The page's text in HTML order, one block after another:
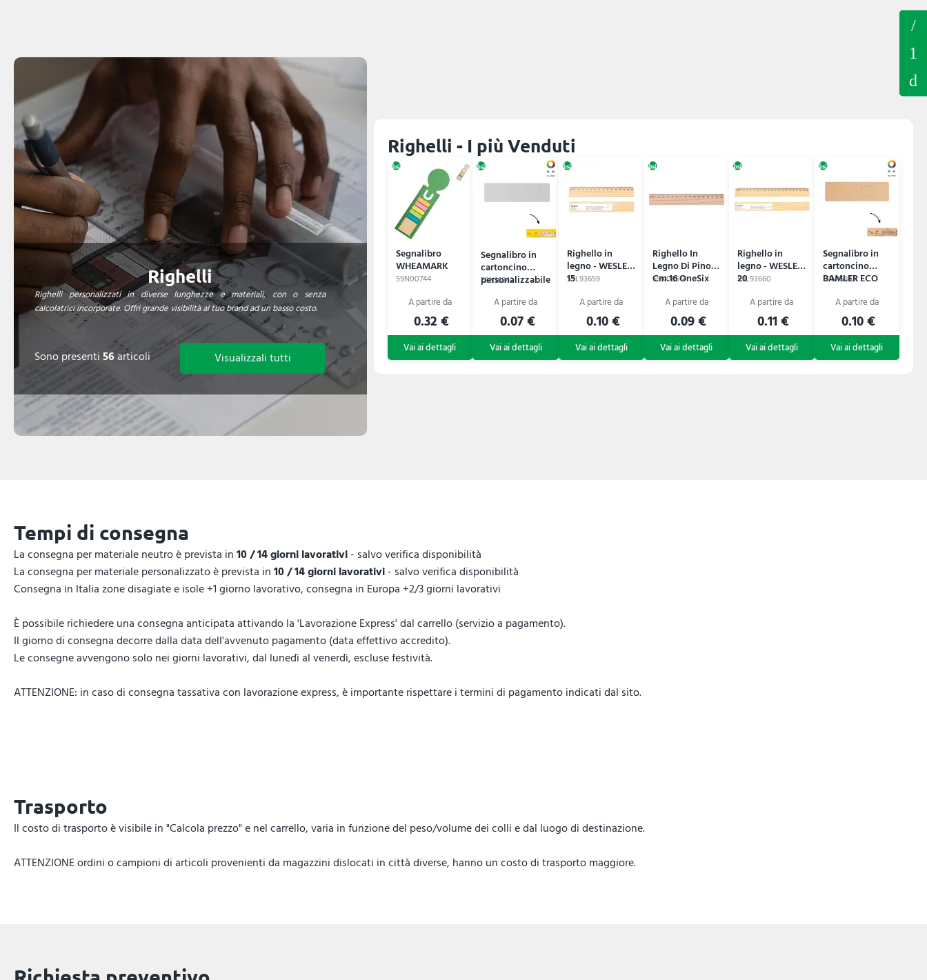
Righelli
Righelli personalizzati in diverse lunghezze e materiali, con o senza
calcolatrici incorporate. Offri grande visibilità al tuo brand ad un basso costo.
Sono presenti56articoli Visualizzali tutti
Righelli - I più Venduti
Segnalibro
WHEAMARK
59N00744
0.32 €
Segnalibro in
cartoncino
personalizzabile
59N16842
0.07 €
Righello in
legno - WESLEY
15
59L93659
0.10 €
Righello In
Legno Di Pino
Cm.16 OneSix
59N08514
0.09 €
Righello in
legno - WESLEY
20
59L93660
0.11 €
Segnalibro in
cartoncino
BAMLER ECO
59N16843
0.10 €
Tempi di consegna
La consegna per materiale neutro è prevista in10 / 14 giorni lavorativi- salvo verifica disponibilità
La consegna per materiale personalizzato è prevista in10 / 14 giorni lavorativi- salvo verifica disponibilità
Consegna in Italia zone disagiate e isole +1 giorno lavorativo, consegna in Europa +2/3 giorni lavorativi
È possibile richiedere una consegna anticipata attivando la 'Lavorazione Express' dal carrello (servizio a pagamento).
Il giorno di consegna decorre dalla data dell'avvenuto pagamento (data effettivo accredito).
Le consegne avvengono solo nei giorni lavorativi, dal lunedì al venerdì, escluse festività.
ATTENZIONE: in caso di consegna tassativa con lavorazione express, è importante rispettare i termini di pagamento indicati dal sito.
Trasporto
Il costo di trasporto è visibile in "Calcola prezzo" e nel carrello, varia in funzione del peso/volume dei colli e dal luogo di destinazione.
ATTENZIONE ordini o campioni di articoli provenienti da magazzini dislocati in città diverse, hanno un costo di trasporto maggiore.